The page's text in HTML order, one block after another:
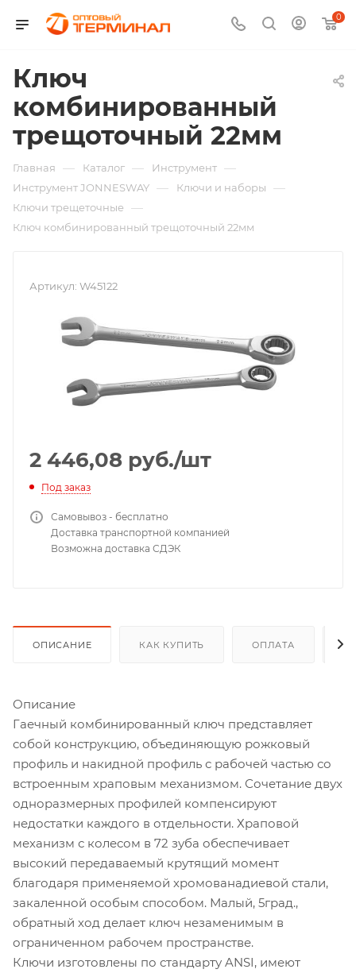
0
Ключ
комбинированный
трещоточный 22мм
Главная — Каталог — Инструмент —
Инструмент JONNESWAY — Ключи и наборы —
Ключи трещеточные —
Ключ комбинированный трещоточный 22мм
Артикул: W45122
2 446,08 руб./шт
Под заказ
Самовывоз - бесплатно
Доставка транспортной компанией
Возможна доставка СДЭК
ОПИСАНИЕ КАК КУПИТЬ ОПЛАТА
Описание
Гаечный комбинированный ключ представляет
собой конструкцию, объединяющую рожковый
профиль и накидной профиль с рабочей частью со
встроенным храповым механизмом. Сочетание двух
одноразмерных профилей компенсируют
недостатки каждого в отдельности. Храповой
механизм с колесом в 72 зуба обеспечивает
высокий передаваемый крутящий момент
благодаря применяемой хромованадиевой стали,
закаленной особым способом. Малый, 5град.,
обратный ход делает ключ незаменимым в
ограниченном рабочем пространстве.
Ключи изготовлены по стандарту ANSI, имеют